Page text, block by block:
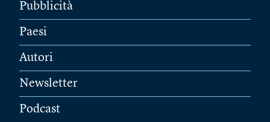
Pubblicità
Paesi
Autori
Newsletter
Podcast